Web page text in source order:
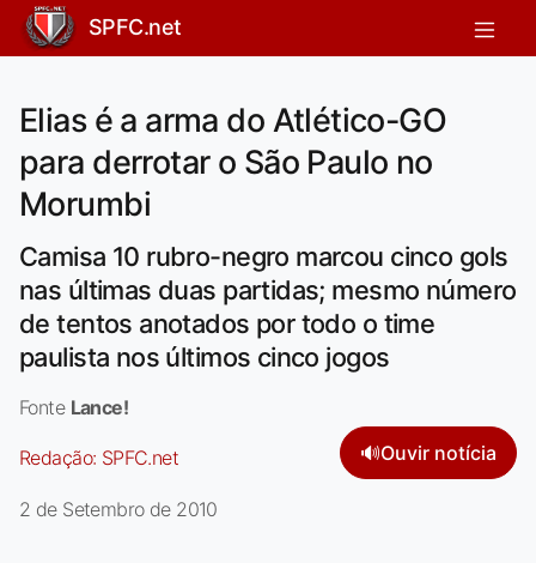
SPFC.net
Elias é a arma do Atlético-GO
para derrotar o São Paulo no
Morumbi
Camisa 10 rubro-negro marcou cinco gols
nas últimas duas partidas; mesmo número
de tentos anotados por todo o time
paulista nos últimos cinco jogos
Fonte Lance!
Redação: SPFC.net 🔊Ouvir notícia
2 de Setembro de 2010